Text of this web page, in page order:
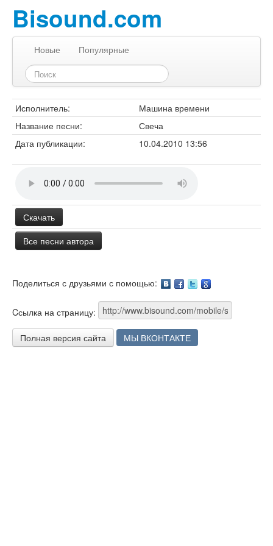
Bisound.com
Новые Популярные
Исполнитель:
Машина времени
Название песни:
Свеча
Дата публикации:
10.04.2010 13:56
Скачать
Все песни автора
Поделиться с друзьями с помощью:
Cсылка на страницу:
Полная версия сайта МЫ ВКОНТАКТЕ